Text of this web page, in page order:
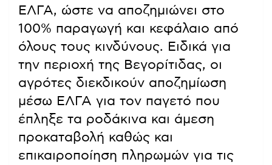
ΕΛΓΑ, ώστε να αποζημιώνει στο
100% παραγωγή και κεφάλαιο από
όλους τους κινδύνους. Ειδικά για
την περιοχή της Βεγορίτιδας, οι
αγρότες διεκδικούν αποζημίωση
μέσω ΕΛΓΑ για τον παγετό που
έπληξε τα ροδάκινα και άμεση
προκαταβολή καθώς και
επικαιροποίηση πληρωμών για τις